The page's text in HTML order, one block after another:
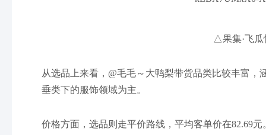
△果集·飞瓜
从选品上来看，@毛毛～大鸭梨带货品类比较丰富
垂类下的服饰领域为主。
价格方面，选品则走平价路线，平均客单价在82.69